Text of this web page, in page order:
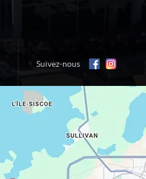
Suivez-nous